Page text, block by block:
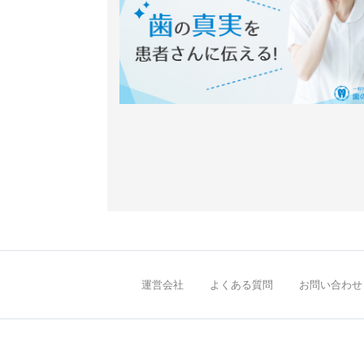
運営会社 よくある質問 お問い合わせ